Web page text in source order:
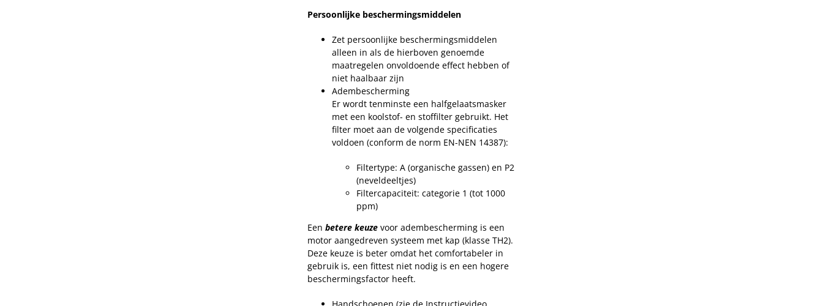
Persoonlijke beschermingsmiddelen
Zet persoonlijke beschermingsmiddelen
alleen in als de hierboven genoemde
maatregelen onvoldoende effect hebben of
niet haalbaar zijn
Adembescherming
Er wordt tenminste een halfgelaatsmasker
met een koolstof- en stoffilter gebruikt. Het
filter moet aan de volgende specificaties
voldoen (conform de norm EN-NEN 14387):
Filtertype: A (organische gassen) en P2
(neveldeeltjes)
Filtercapaciteit: categorie 1 (tot 1000
ppm)
Een betere keuzevoor adembescherming is een
motor aangedreven systeem met kap (klasse TH2).
Deze keuze is beter omdat het comfortabeler in
gebruik is, een fittest niet nodig is en een hogere
beschermingsfactor heeft.